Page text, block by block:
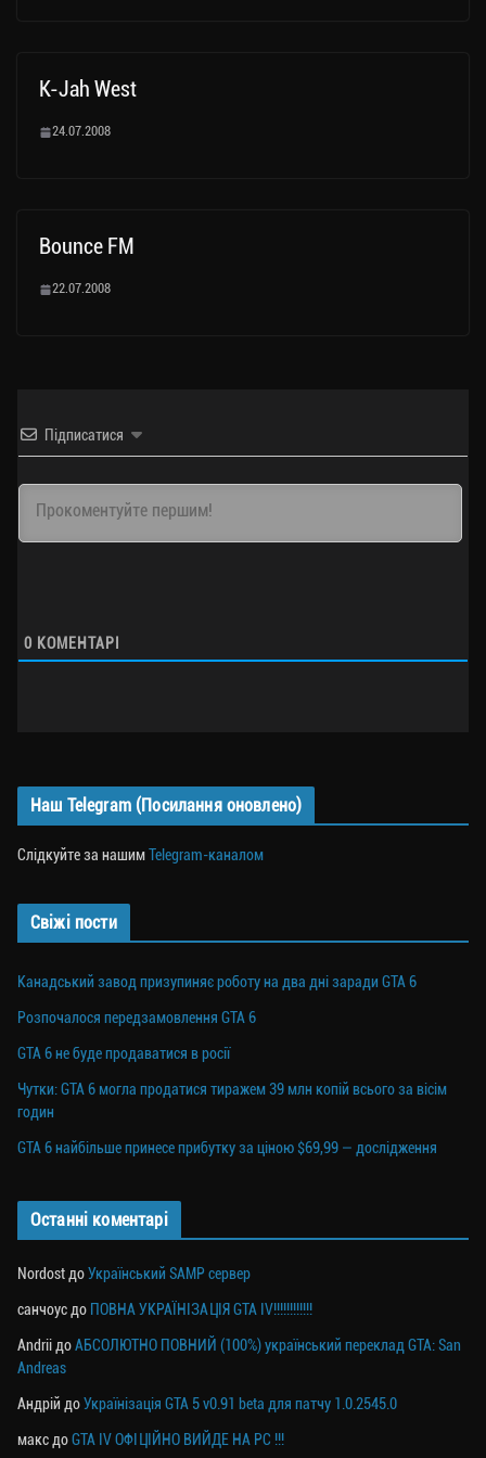
K-Jah West
24.07.2008
Bounce FM
22.07.2008
Підписатися
0 КОМЕНТАРІ
Наш Telegram (Посилання оновлено)
Слідкуйте за нашимTelegram-каналом
Свіжі пости
Канадський завод призупиняє роботу на два дні заради GTA 6
Розпочалося передзамовлення GTA 6
GTA 6 не буде продаватися в росії
Чутки: GTA 6 могла продатися тиражем 39 млн копій всього за вісім
годин
GTA 6 найбільше принесе прибутку за ціною $69,99 — дослідження
Останні коментарі
Nordost доУкраїнський SAMP сервер
санчоус до ПОВНА УКРАЇНІЗАЦІЯ GTA IV!!!!!!!!!!!!
Andrii доАБСОЛЮТНО ПОВНИЙ (100%) український переклад GTA: San
Andreas
Андрій доУкраїнізація GTA 5 v0.91 beta для патчу 1.0.2545.0
макс доGTA IV ОФІЦІЙНО ВИЙДЕ НА PC !!!